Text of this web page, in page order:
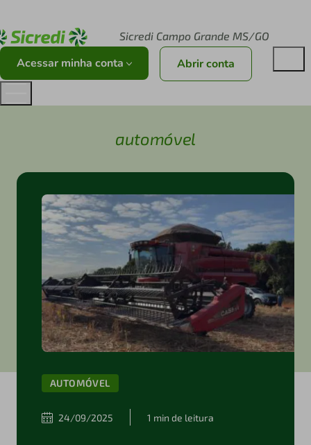
Sicredi Campo Grande MS/GO
Acessar minha conta Abrir conta
automóvel
AUTOMÓVEL
24/09/2025 1 min de leitura